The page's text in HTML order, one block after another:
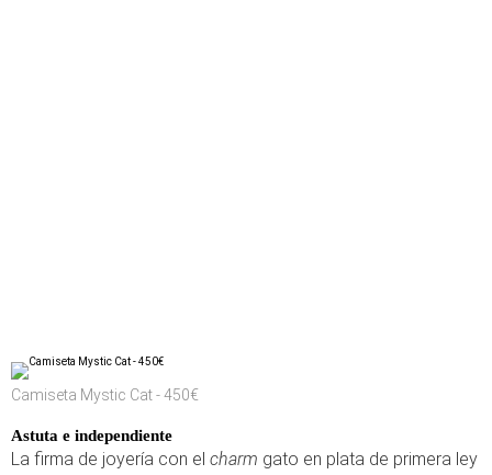
Camiseta Mystic Cat - 450€
Astuta e independiente
La firma de joyería con el charm gato en plata de primera ley